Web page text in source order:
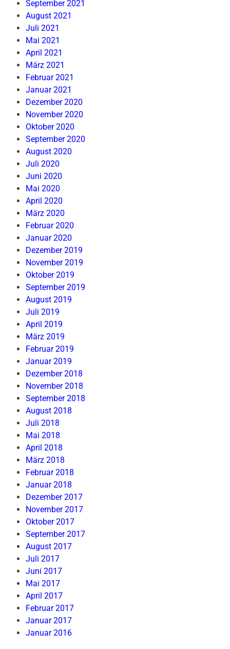
September 2021
August 2021
Juli 2021
Mai 2021
April 2021
März 2021
Februar 2021
Januar 2021
Dezember 2020
November 2020
Oktober 2020
September 2020
August 2020
Juli 2020
Juni 2020
Mai 2020
April 2020
März 2020
Februar 2020
Januar 2020
Dezember 2019
November 2019
Oktober 2019
September 2019
August 2019
Juli 2019
April 2019
März 2019
Februar 2019
Januar 2019
Dezember 2018
November 2018
September 2018
August 2018
Juli 2018
Mai 2018
April 2018
März 2018
Februar 2018
Januar 2018
Dezember 2017
November 2017
Oktober 2017
September 2017
August 2017
Juli 2017
Juni 2017
Mai 2017
April 2017
Februar 2017
Januar 2017
Januar 2016